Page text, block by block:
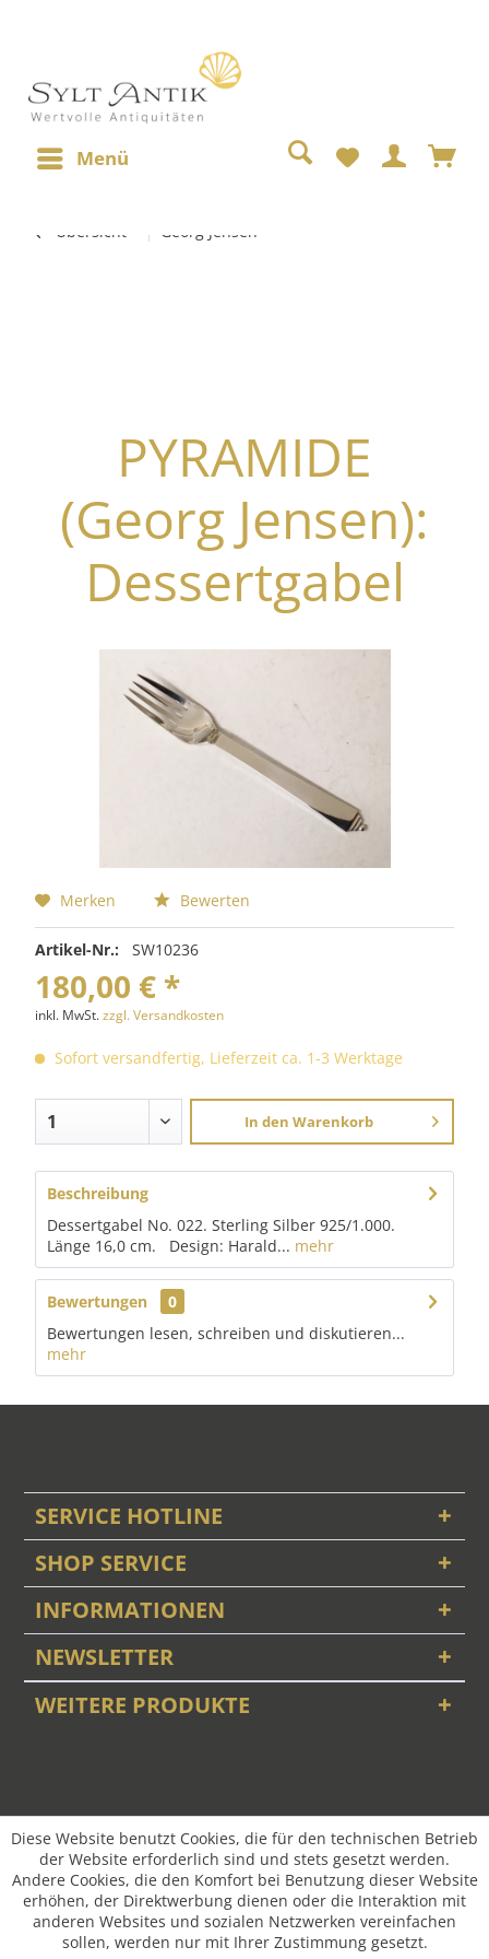
Menü
Übersicht Georg Jensen
PYRAMIDE
(Georg Jensen):
Dessertgabel
Merken Bewerten
Artikel-Nr.: SW10236
180,00 € *
inkl. MwSt.zzgl. Versandkosten
Sofort versandfertig, Lieferzeit ca. 1-3 Werktage
In den Warenkorb
Beschreibung
Dessertgabel No. 022. Sterling Silber 925/1.000.
Länge 16,0 cm. Design: Harald... mehr
Bewertungen
0
Bewertungen lesen, schreiben und diskutieren...
mehr
SERVICE HOTLINE
SHOP SERVICE
INFORMATIONEN
NEWSLETTER
WEITERE PRODUKTE
Diese Website benutzt Cookies, die für den technischen Betrieb
der Website erforderlich sind und stets gesetzt werden.
Andere Cookies, die den Komfort bei Benutzung dieser Website
erhöhen, der Direktwerbung dienen oder die Interaktion mit
anderen Websites und sozialen Netzwerken vereinfachen
sollen, werden nur mit Ihrer Zustimmung gesetzt.